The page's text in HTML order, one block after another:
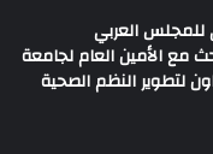
للمجلس العربي
مع الأمين العام لجامعة
لتطوير النظم الصحية